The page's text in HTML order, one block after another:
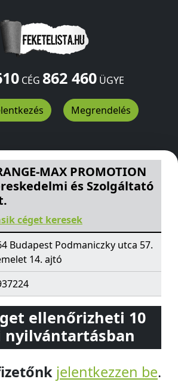
CÉG 862 460ÜGYE
Megrendelés
Kereskedelmi és
MAX PROMOTION
és Szolgáltató
céget keresek
Budapest Podmaniczky utca 57.
14. ajtó
ellenőrizheti 10
nyilvántartásban
jelentkezzen be.